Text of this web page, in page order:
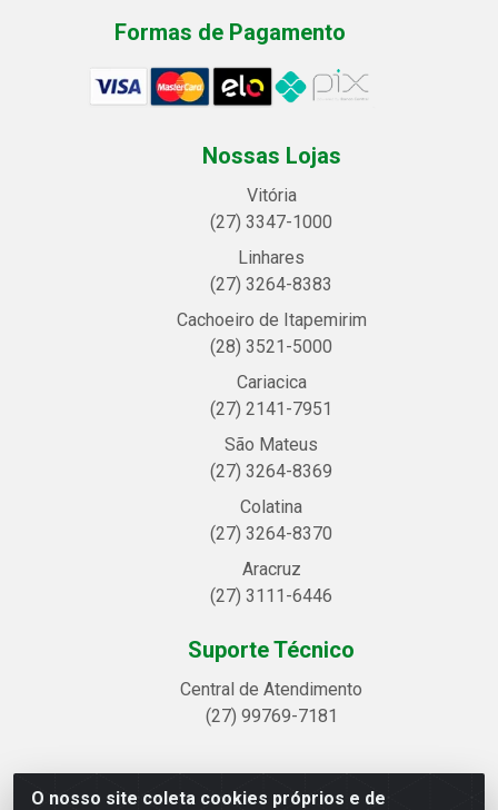
O nosso site coleta cookies próprios e de
Formas de Pagamento
Nossas Lojas
Vitória
(27) 3347-1000
Linhares
(27) 3264-8383
Cachoeiro de Itapemirim
(28) 3521-5000
Cariacica
(27) 2141-7951
São Mateus
(27) 3264-8369
Colatina
(27) 3264-8370
Aracruz
(27) 3111-6446
Suporte Técnico
Central de Atendimento
(27) 99769-7181